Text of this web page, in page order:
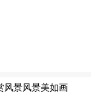
西、唱游赣